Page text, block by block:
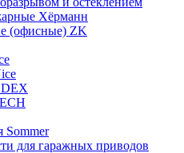
Хёрманн
(офисные) ZK
Sommer
для гаражных приводов